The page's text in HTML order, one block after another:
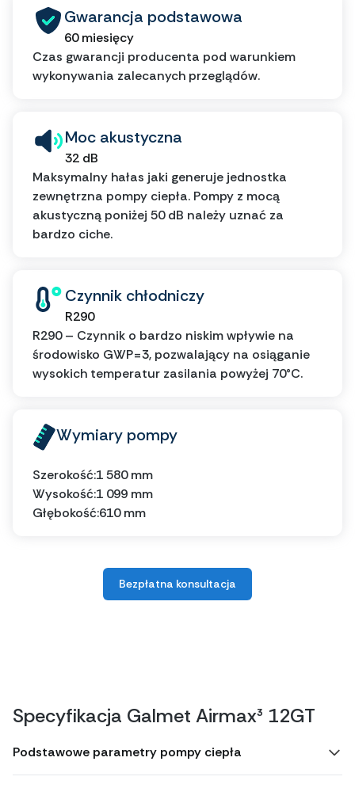
Gwarancja podstawowa
60 miesięcy
Czas gwarancji producenta pod warunkiem
wykonywania zalecanych przeglądów.
Moc akustyczna
32 dB
Maksymalny hałas jaki generuje jednostka
zewnętrzna pompy ciepła. Pompy z mocą
akustyczną poniżej 50 dB należy uznać za
bardzo ciche.
Czynnik chłodniczy
R290
R290 – Czynnik o bardzo niskim wpływie na
środowisko GWP=3, pozwalający na osiąganie
wysokich temperatur zasilania powyżej 70°C.
Wymiary pompy
Szerokość:1 580 mm
Wysokość:1 099 mm
Głębokość:610 mm
Bezpłatna konsultacja
Specyfikacja Galmet Airmax³ 12GT
Podstawowe parametry pompy ciepła